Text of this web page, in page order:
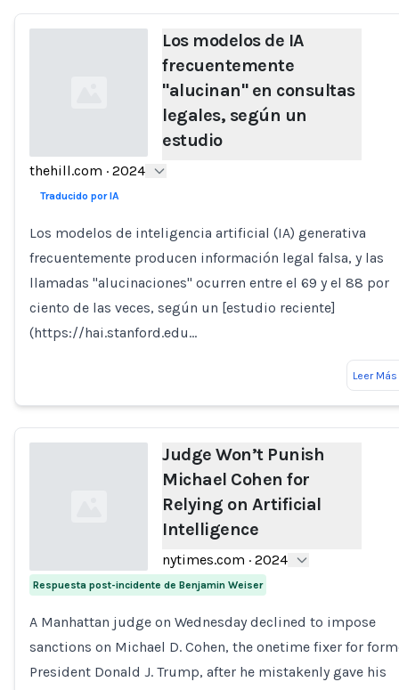
Loading...
Los modelos de IA
frecuentemente
"alucinan" en consultas
legales, según un
estudio
thehill.com · 2024
Traducido por IA
Los modelos de inteligencia artificial (IA) generativa
frecuentemente producen información legal falsa, y las
llamadas "alucinaciones" ocurren entre el 69 y el 88 por
ciento de las veces, según un [estudio reciente]
(https://hai.stanford.edu…
Leer Más
Judge Won’t Punish
Michael Cohen for
Relying on Artificial
Intelligence
nytimes.com · 2024
Respuesta post-incidente de Benjamin Weiser
A Manhattan judge on Wednesday declined to impose
sanctions on Michael D. Cohen, the onetime fixer for
President Donald J. Trump, after he mistakenly gave his